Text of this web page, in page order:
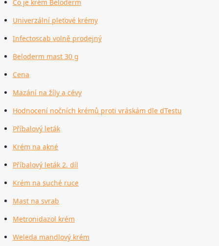
Co je krém Beloderm
Univerzální pleťové krémy
Infectoscab volně prodejný
Beloderm mast 30 g
Cena
Mazání na žíly a cévy
Hodnocení nočních krémů proti vráskám dle dTestu
Příbalový leták
Krém na akné
Příbalový leták 2. díl
Krém na suché ruce
Mast na svrab
Metronidazol krém
Weleda mandlový krém